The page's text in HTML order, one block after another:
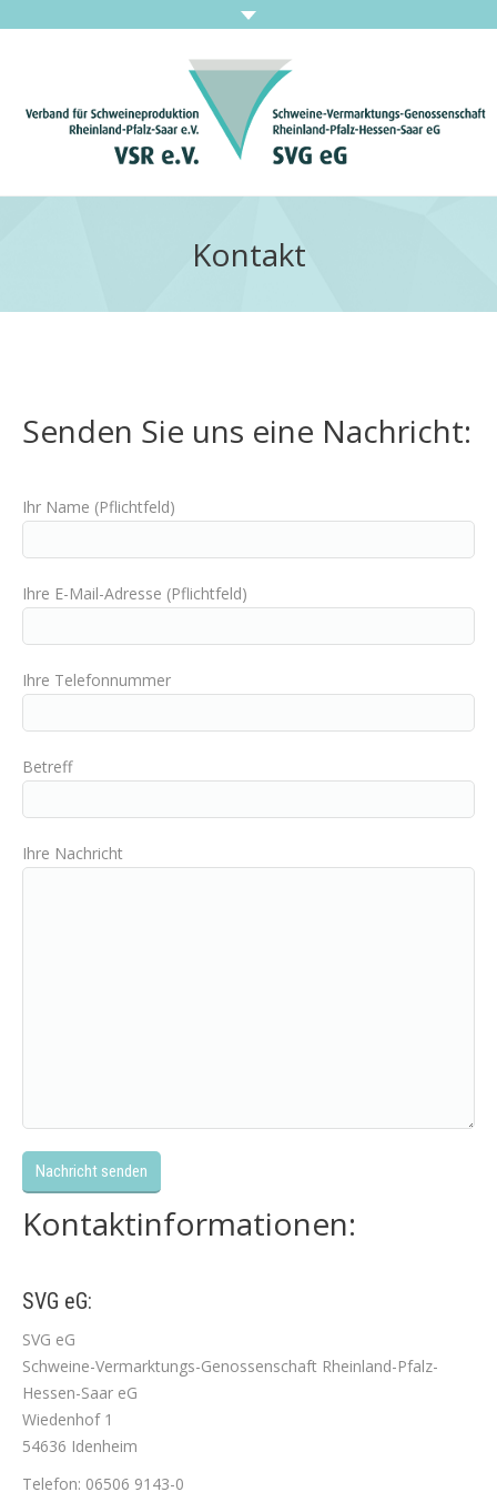
Downloads
Kontakt
Senden Sie uns eine Nachricht:
Ihr Name (Pflichtfeld)
Ihre E-Mail-Adresse (Pflichtfeld)
Ihre Telefonnummer
Betreff
Ihre Nachricht
Kontaktinformationen:
SVG eG:
SVG eG
Schweine-Vermarktungs-Genossenschaft Rheinland-Pfalz-
Hessen-Saar eG
Wiedenhof 1
54636 Idenheim
Telefon: 06506 9143-0